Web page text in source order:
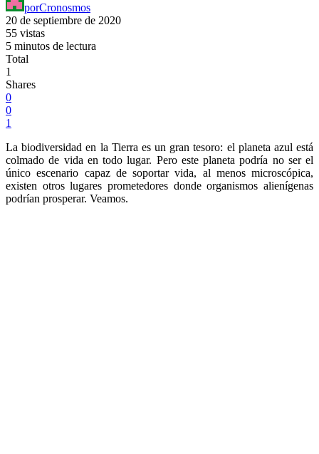
porCronosmos
20 de septiembre de 2020
55 vistas
5 minutos de lectura
Total
1
Shares
0
0
1
La biodiversidad en la Tierra es un gran tesoro: el planeta azul está
colmado de vida en todo lugar. Pero este planeta podría no ser el
único escenario capaz de soportar vida, al menos microscópica,
existen otros lugares prometedores donde organismos alienígenas
podrían prosperar. Veamos.